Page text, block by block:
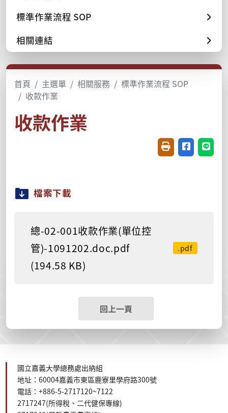
標準作業流程 SOP
相關連結
首頁 主選單 相關服務
標準作業流程 SOP
收款作業
收款作業
友善列印(開新視
分享至臉書
分享
檔案下載
總-02-001收款作業(單位控
管)-1091202.doc.pdf
(194.58 KB)
.pdf
回上一頁
國立嘉義大學總務處出納組
地址：60004嘉義市東區鹿寮里學府路300號
電話：+886-5-2717120~7122
2717247(所得稅、二代健保專線)